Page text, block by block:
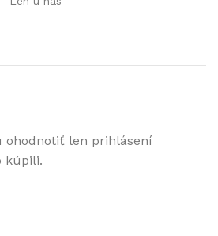
ohodnotiť len prihlásení
kúpili.